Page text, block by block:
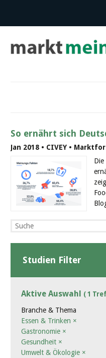
So ernährt sich
Jan 2018 • CIVEY •
Die
Studien Filter
Aktive Auswahl ( 1
Branche & Thema
Essen & Trinken ×
Gastronomie ×
Gesundheit ×
Umwelt & Ökologie ×